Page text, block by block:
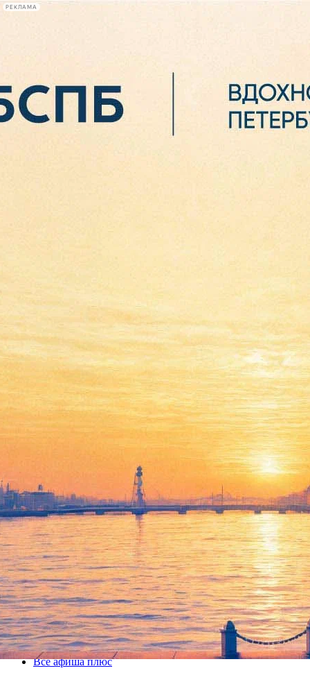
РЕКЛАМА
Сегодня:
2026.08.07
В Выборгском замке вновь
соберутся рыцари
17 июня 2016, пятница-19 июня 2016, воскресенье
Версия для печати
Все афиша плюс